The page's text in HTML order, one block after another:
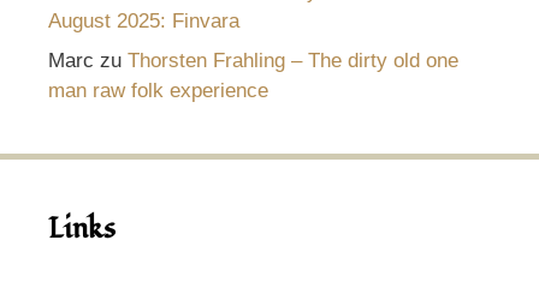
August 2025: Finvara
Marc zu Thorsten Frahling – The dirty old one
man raw folk experience
Links